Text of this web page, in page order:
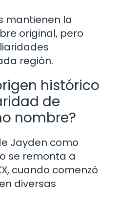
mantienen la
original, pero
región.
histórico
de
nombre?
Jayden como
se remonta a
cuando comenzó
diversas